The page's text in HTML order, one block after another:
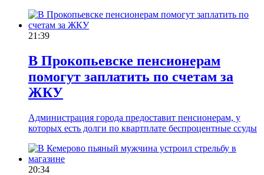
21:39
В Прокопьевске пенсионерам
помогут заплатить по счетам за
ЖКУ
Администрация города предоставит пенсионерам, у
которых есть долги по квартплате беспроцентные ссуды
20:34